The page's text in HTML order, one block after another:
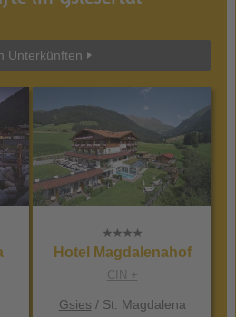
Unterkünften
Hotel Magdalenahof
CIN +
Gsies / St. Magdalena